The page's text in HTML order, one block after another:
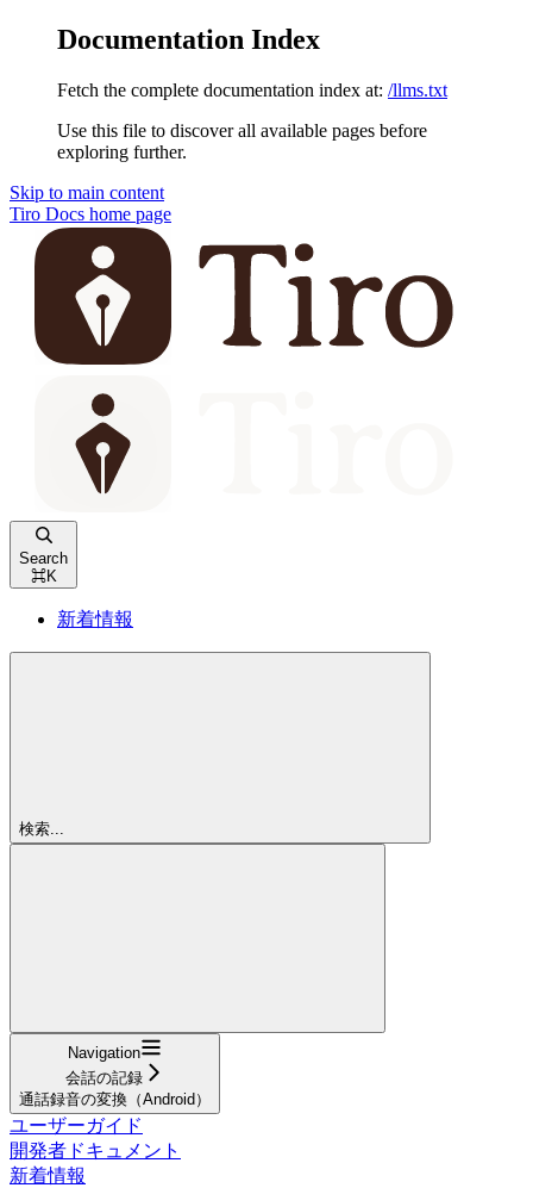
Documentation Index
Fetch the complete documentation index at: /llms.txt
Use this file to discover all available pages before
exploring further.
Skip to main content
Tiro Docs home page
Search
⌘K
新着情報
検索...
Navigation
会話の記録
通話録音の変換（Android）
ユーザーガイド
開発者ドキュメント
新着情報